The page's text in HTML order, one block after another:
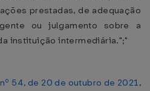
prestadas, de adequação
ou julgamento sobre a
instituição intermediária.";"
54, de 20 de outubro de 2021,